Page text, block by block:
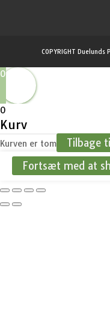
COPYRIGHT
0
0
Kurv
Kurven er tom
Tilbage
Fortsæt med at